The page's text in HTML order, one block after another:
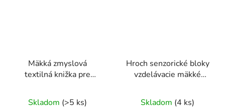
Mäkká zmyslová
textilná knižka pre
vzory, hrkálka, šuchot
Skladom (>5 ks)
Hroch senzorické bloky
vzdelávacie mäkké
Skladom (4 ks)